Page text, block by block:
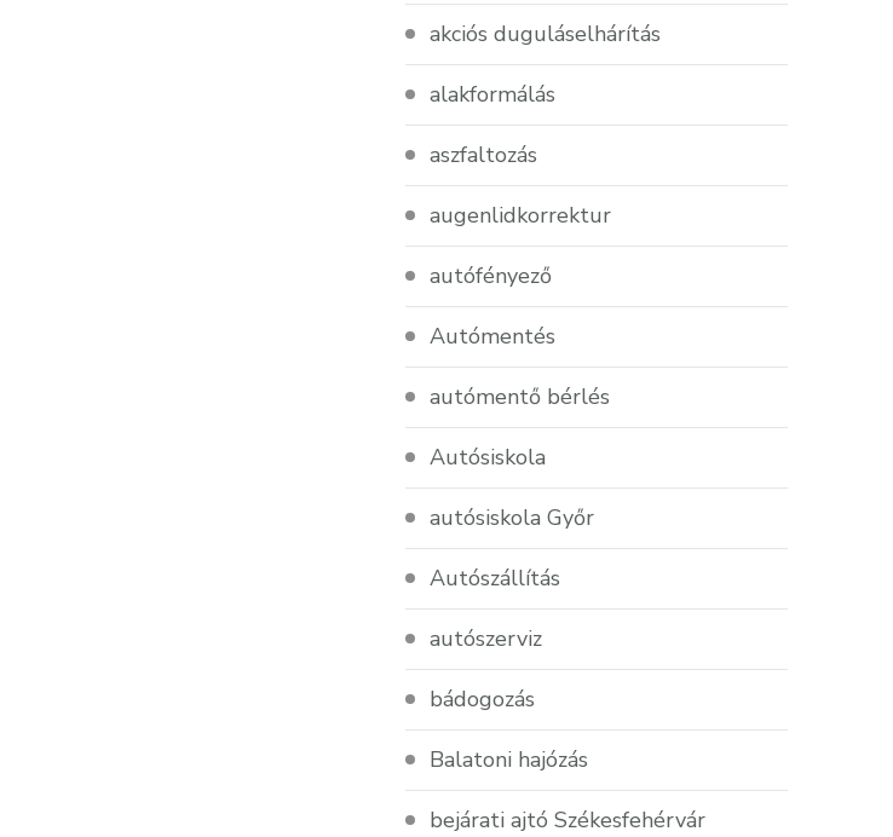
akciós duguláselhárítás
alakformálás
aszfaltozás
augenlidkorrektur
autófényező
Autómentés
autómentő bérlés
Autósiskola
autósiskola Győr
Autószállítás
autószerviz
bádogozás
Balatoni hajózás
bejárati ajtó Székesfehérvár